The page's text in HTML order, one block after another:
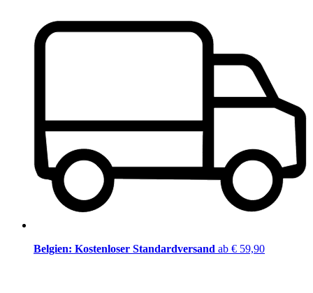
Belgien: Kostenloser Standardversand ab € 59,90